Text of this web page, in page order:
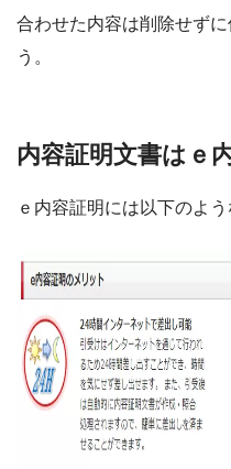
合わせた内容は削除せず
う。
内容証明文書はｅ
ｅ内容証明には以下のよ